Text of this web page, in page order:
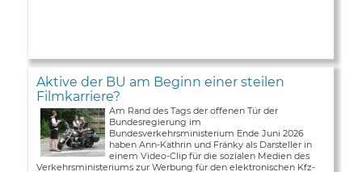
Aktive der BU am Beginn einer steilen
Filmkarriere?
Am Rand des Tags der offenen Tür der
Bundesregierung im
Bundesverkehrsministerium Ende Juni 2026
haben Ann-Kathrin und Fränky als Darsteller in
einem Video-Clip für die sozialen Medien des
Verkehrsministeriums zur Werbung für den elektronischen Kfz-